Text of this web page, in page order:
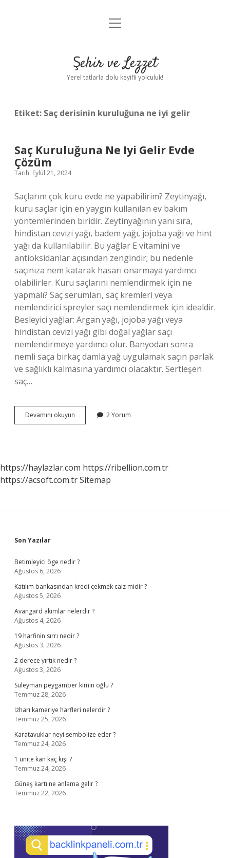
Anasayfa
Yasal Uyarı
menüyü
Şehir ve Lezzet
Yerel tatlarla dolu keyifli yolculuk!
Etiket: Saç derisinin kuruluğuna ne iyi gelir
Saç Kuruluğuna Ne Iyi Gelir Evde
Çözüm
Tarih: Eylül 21, 2024
Saçlarım çok kuru evde ne yapabilirim? Zeytinyağı,
kuru saçlar için en yaygın kullanılan ev bakım
yöntemlerinden biridir. Zeytinyağının yanı sıra,
hindistan cevizi yağı, badem yağı, jojoba yağı ve hint
yağı da kullanılabilir. Bu yağlar E vitamini ve
antioksidanlar açısından zengindir; bu nedenle
saçınıza nem katarak hasarı onarmaya yardımcı
olabilirler. Kuru saçlarını nemlendirmek için ne
yapmalı? Saç serumları, saç kremleri veya
nemlendirici spreyler saçı nemlendirmek için idealdir.
Besleyici yağlar: Argan yağı, jojoba yağı veya
hindistan cevizi yağı gibi doğal yağlar saçı
nemlendirmeye yardımcı olur. Banyodan sonra
nemli saça birkaç damla yağ uygulamak saçın parlak
ve sağlıklı kalmasına yardımcı olacaktır. Sertleşen
saç…
Devamını okuyun
Kuruluğuna
Çözüm
2 Yorum
https://haylazlar.com https://ribellion.com.tr
https://acsoft.com.trSitemap
Sidebar
Son Yazılar
Betimleyici öge nedir ?
Ağustos 6, 2026
Katılım bankasından kredi çekmek caiz midir ?
Ağustos 5, 2026
Avangard akımlar nelerdir ?
Ağustos 4, 2026
19 harfinin sırrı nedir ?
Ağustos 3, 2026
2 derece yırtık nedir ?
Ağustos 3, 2026
Süleyman peygamber kimin oğlu ?
Temmuz 28, 2026
Izharı kameriye harfleri nelerdir ?
Temmuz 25, 2026
Karatavuklar neyi sembolize eder ?
Temmuz 24, 2026
1 ünite kan kaç kişi ?
Temmuz 24, 2026
Güneş kartı ne anlama gelir ?
Temmuz 22, 2026